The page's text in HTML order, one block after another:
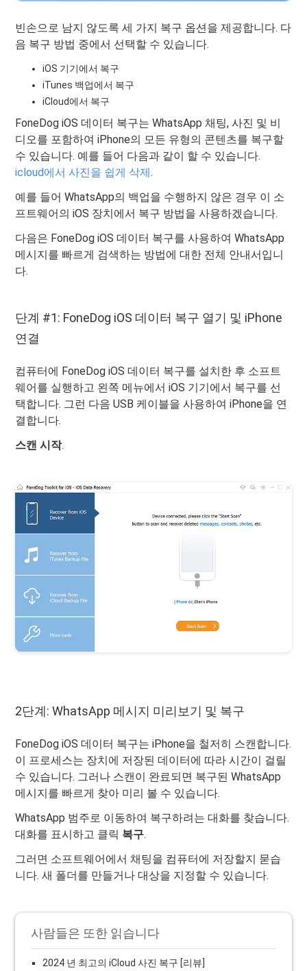
빈손으로 남지 않도록 세 가지 복구 옵션을 제공합니다. 다
음 복구 방법 중에서 선택할 수 있습니다.
iOS 기기에서 복구
iTunes 백업에서 복구
iCloud에서 복구
FoneDog iOS 데이터 복구는 WhatsApp 채팅, 사진 및 비
디오를 포함하여 iPhone의 모든 유형의 콘텐츠를 복구할
수 있습니다. 예를 들어 다음과 같이 할 수 있습니다.
icloud에서 사진을 쉽게 삭제.
예를 들어 WhatsApp의 백업을 수행하지 않은 경우 이 소
프트웨어의 iOS 장치에서 복구 방법을 사용하겠습니다.
다음은 FoneDog iOS 데이터 복구를 사용하여 WhatsApp
메시지를 빠르게 검색하는 방법에 대한 전체 안내서입니
다.
단계 #1: FoneDog iOS 데이터 복구 열기 및 iPhone
연결
컴퓨터에 FoneDog iOS 데이터 복구를 설치한 후 소프트
웨어를 실행하고 왼쪽 메뉴에서 iOS 기기에서 복구를 선
택합니다. 그런 다음 USB 케이블을 사용하여 iPhone을 연
결합니다.
스캔 시작.
2단계: WhatsApp 메시지 미리보기 및 복구
FoneDog iOS 데이터 복구는 iPhone을 철저히 스캔합니다.
이 프로세스는 장치에 저장된 데이터에 따라 시간이 걸릴
수 있습니다. 그러나 스캔이 완료되면 복구된 WhatsApp
메시지를 빠르게 찾아 미리 볼 수 있습니다.
WhatsApp 범주로 이동하여 복구하려는 대화를 찾습니다.
대화를 표시하고 클릭 복구.
그러면 소프트웨어에서 채팅을 컴퓨터에 저장할지 묻습
니다. 새 폴더를 만들거나 대상을 지정할 수 있습니다.
사람들은 또한 읽습니다
2024 년 최고의 iCloud 사진 복구 [리뷰]